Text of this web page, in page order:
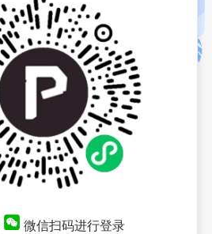
微信扫码进行登录